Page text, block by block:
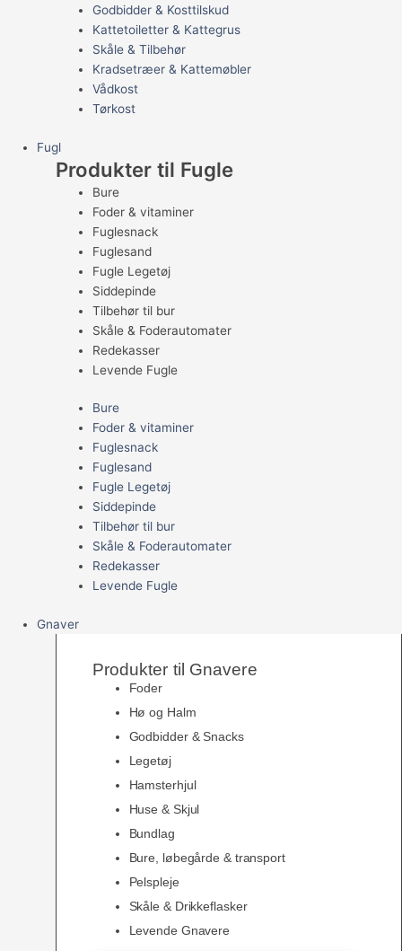
Godbidder & Kosttilskud
Kattetoiletter & Kattegrus
Skåle & Tilbehør
Kradsetræer & Kattemøbler
Vådkost
Tørkost
Fugl
Produkter til Fugle
Bure
Foder & vitaminer
Fuglesnack
Fuglesand
Fugle Legetøj
Siddepinde
Tilbehør til bur
Skåle & Foderautomater
Redekasser
Levende Fugle
Bure
Foder & vitaminer
Fuglesnack
Fuglesand
Fugle Legetøj
Siddepinde
Tilbehør til bur
Skåle & Foderautomater
Redekasser
Levende Fugle
Gnaver
Produkter til Gnavere
Foder
Hø og Halm
Godbidder & Snacks
Legetøj
Hamsterhjul
Huse & Skjul
Bundlag
Bure, løbegårde & transport
Pelspleje
Skåle & Drikkeflasker
Levende Gnavere